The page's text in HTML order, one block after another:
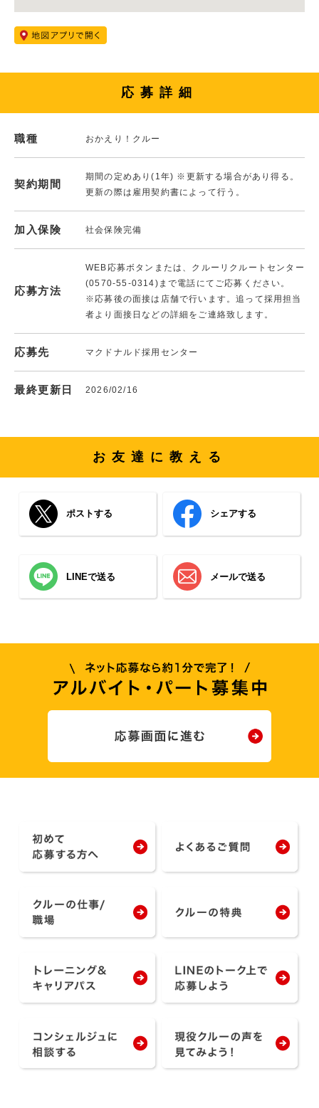
応募詳細
職種 おかえり！クルー
契約期間
期間の定めあり(1年) ※更新する場合があり得る。
更新の際は雇用契約書によって行う。
加入保険 社会保険完備
応募方法
WEB応募ボタンまたは、クルーリクルートセンター
(0570-55-0314)まで電話にてご応募ください。
※応募後の面接は店舗で行います。追って採用担当
者より面接日などの詳細をご連絡致します。
応募先 マクドナルド採用センター
最終更新日 2026/02/16
お友達に教える
ポストする シェアする
LINEで送る メールで送る